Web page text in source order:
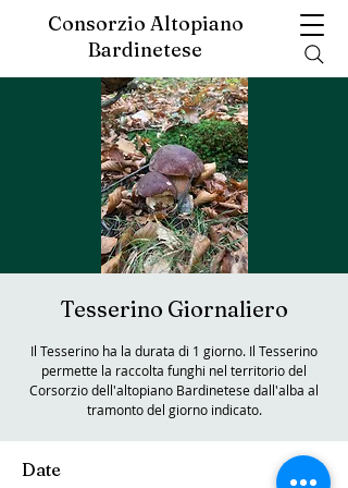
Consorzio Altopiano
Bardinetese
Tesserino Giornaliero
Il Tesserino ha la durata di 1 giorno. Il Tesserino
permette la raccolta funghi nel territorio del
Corsorzio dell'altopiano Bardinetese dall'alba al
tramonto del giorno indicato.
Date